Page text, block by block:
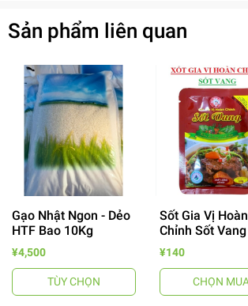
- 64%
Sản phẩm liên quan
Gạo Nhật Ngon - Dẻo
HTF Bao 10Kg
¥4,500
TÙY CHỌN
Sốt Gia Vị Hoàn
Chỉnh Sốt
Tuấn
¥140
CHỌN